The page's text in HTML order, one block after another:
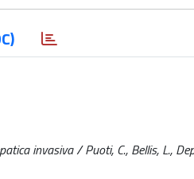
invasiva / Puoti, C., Bellis, L.,